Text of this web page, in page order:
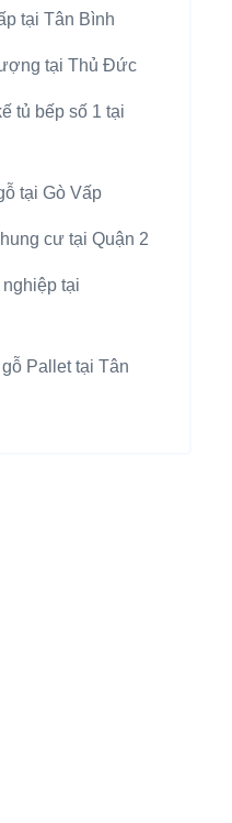
tại Tân Bình
tại Thủ Đức
tủ bếp số 1 tại
tại Gò Vấp
cư tại Quận 2
tại
Pallet tại Tân